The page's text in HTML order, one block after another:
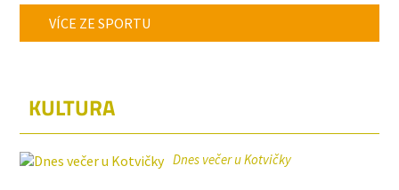
VÍCE ZE SPORTU
KULTURA
Dnes večer u Kotvičky